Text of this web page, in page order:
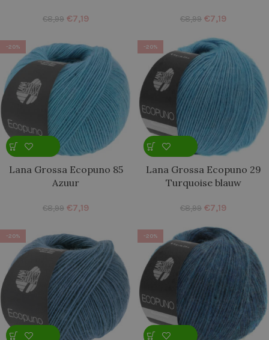
€8,99 €7,19 €8,99 €7,19
-20%
Lana Grossa Ecopuno 85
Azuur
€8,99 €7,19
-20%
Lana Grossa Ecopuno 29
Turquoise blauw
€8,99 €7,19
-20% -20%